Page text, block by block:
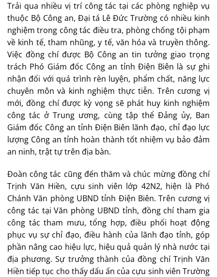
Trải qua nhiều vị trí công tác tại các phòng nghiệp vụ
thuộc Bộ Công an, Đại tá Lê Đức Trường có nhiều kinh
nghiệm trong công tác điều tra, phòng chống tội phạm
về kinh tế, tham nhũng, y tế, văn hóa và truyền thông.
Việc đồng chí được Bộ Công an tin tưởng giao trọng
trách Phó Giám đốc Công an tỉnh Điện Biên là sự ghi
nhận đối với quá trình rèn luyện, phẩm chất, năng lực
chuyên môn và kinh nghiệm thực tiễn. Trên cương vị
mới, đồng chí được kỳ vọng sẽ phát huy kinh nghiệm
công tác ở Trung ương, cùng tập thể Đảng ủy, Ban
Giám đốc Công an tỉnh Điện Biên lãnh đạo, chỉ đạo lực
lượng Công an tỉnh hoàn thành tốt nhiệm vụ bảo đảm
an ninh, trật tự trên địa bàn.
Đoàn công tác cũng đến thăm và chúc mừng đồng chí
Trịnh Văn Hiền, cựu sinh viên lớp 42N2, hiện là Phó
Chánh Văn phòng UBND tỉnh Điện Biên. Trên cương vị
công tác tại Văn phòng UBND tỉnh, đồng chí tham gia
công tác tham mưu, tổng hợp, điều phối hoạt động
phục vụ sự chỉ đạo, điều hành của lãnh đạo tỉnh, góp
phần nâng cao hiệu lực, hiệu quả quản lý nhà nước tại
địa phương. Sự trưởng thành của đồng chí Trịnh Văn
Hiền tiếp tục cho thấy dấu ấn của cựu sinh viên Trường